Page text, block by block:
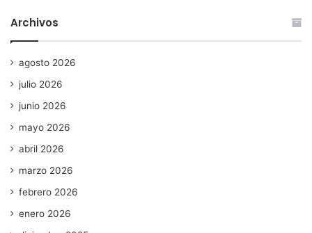
Archivos
agosto 2026
julio 2026
junio 2026
mayo 2026
abril 2026
marzo 2026
febrero 2026
enero 2026